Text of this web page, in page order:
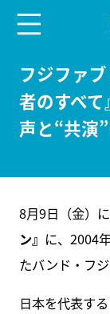
フジファ
者のすべ
声と“共演
8月9日（金）
ン』 に、2004
たバンド・フ
日本を代表す